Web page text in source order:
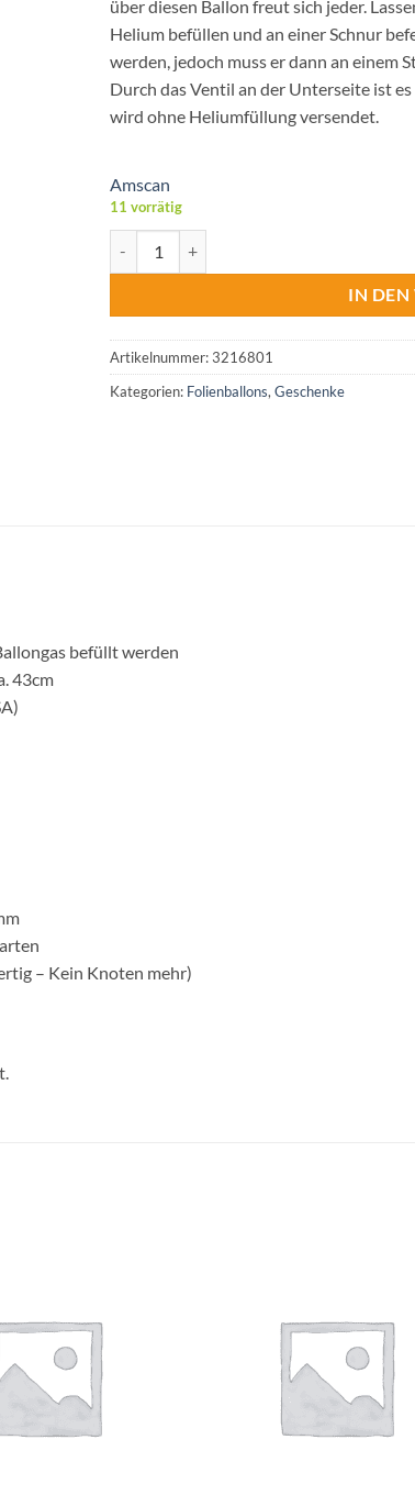
über diesen Ballon freut sich jeder.
Helium befüllen und an einer Schnur
werden, jedoch muss er dann an einem
Durch das Ventil an der Unterseite ist
wird ohne Heliumfüllung versendet.
Amscan
11 vorrätig
IN DEN
Artikelnummer:3216801
Kategorien: Folienballons, Geschenke
befüllt werden
43cm
– Kein Knoten mehr)